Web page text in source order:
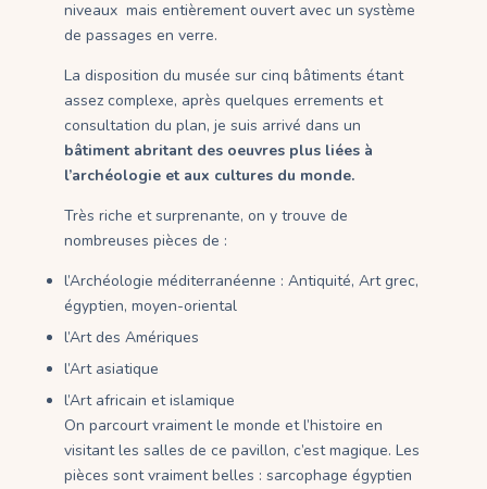
niveaux mais entièrement ouvert avec un système
de passages en verre.
La disposition du musée sur cinq bâtiments étant
assez complexe, après quelques errements et
consultation du plan, je suis arrivé dans un
bâtiment abritant des oeuvres plus liées à
l’archéologie et aux cultures du monde.
Très riche et surprenante, on y trouve de
nombreuses pièces de :
l’Archéologie méditerranéenne : Antiquité, Art grec,
égyptien, moyen-oriental
l’Art des Amériques
l’Art asiatique
l’Art africain et islamique
On parcourt vraiment le monde et l’histoire en
visitant les salles de ce pavillon, c’est magique. Les
pièces sont vraiment belles : sarcophage égyptien